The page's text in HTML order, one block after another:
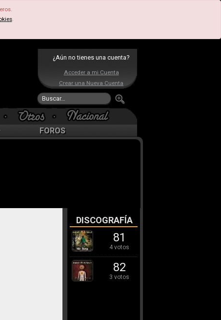
.
¿Aún no tienes una cuenta?
Acceder a mi Cuenta
Crear una Nueva Cuenta
FOROS
DISCOGRAFÍA
81
4 votos
82
3 votos